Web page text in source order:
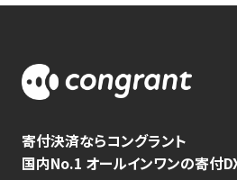
寄付決済ならコングラント
国内No.1 オールインワンの寄付